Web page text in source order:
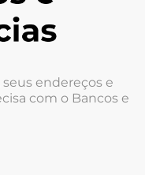
endereços e
com o Bancos e